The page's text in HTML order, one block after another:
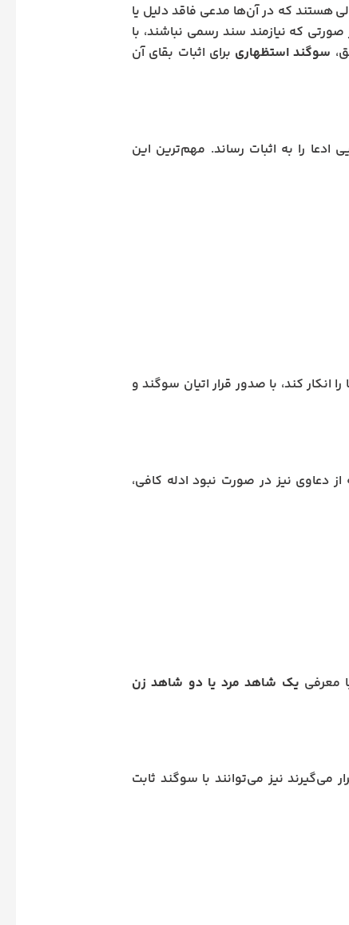
هستند که در آن‌ها مدعی فاقد دلیل یا
که نیازمند سند رسمی نباشند، با
سوگند استظهاری برای اثبات بقای آن
را به اثبات رساند. مهم‌ترین این
انکار کند، با صدور قرار اتیان سوگند و
دعاوی نیز در صورت نبود ادله کافی،
یک شاهد مرد یا دو شاهد زن
می‌گیرند نیز می‌توانند با سوگند ثابت